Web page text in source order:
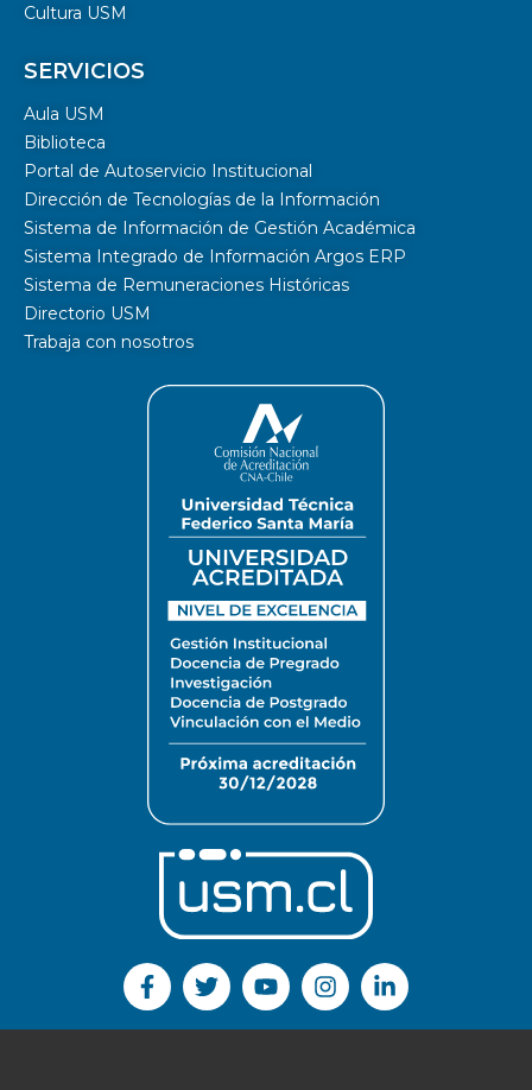
Cultura USM
SERVICIOS
Aula USM
Biblioteca
Portal de Autoservicio Institucional
Dirección de Tecnologías de la Información
Sistema de Información de Gestión Académica
Sistema Integrado de Información Argos ERP
Sistema de Remuneraciones Históricas
Directorio USM
Trabaja con nosotros